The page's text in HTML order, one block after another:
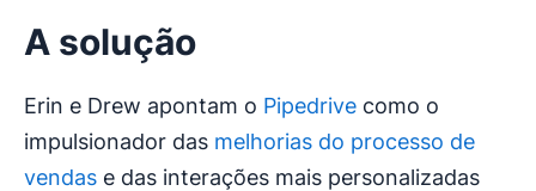
A solução
Erin e Drew apontam o Pipedrive como o
impulsionador das melhorias do processo de
vendas e das interações mais personalizadas